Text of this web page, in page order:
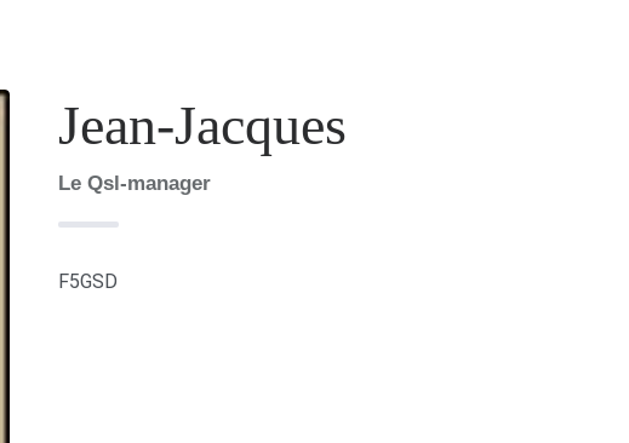
Jean-Jacques
Le Qsl-manager
F5GSD